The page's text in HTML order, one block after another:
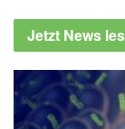
Jetzt News